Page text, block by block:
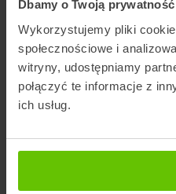
Dbamy o Twoją prywatność
Wykorzystujemy pliki
społecznościowe i
witryny, udostępniamy
połączyć te informacje z
ich usług.
Kontakt
Blog
Dlaczego my?
Aktualności
Regulamin
Polityka prywatności
Firmy kurierskie